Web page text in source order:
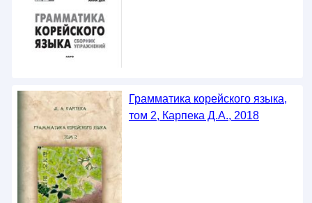
Грамматика корейского языка,
том 2, Карпека Д.А., 2018